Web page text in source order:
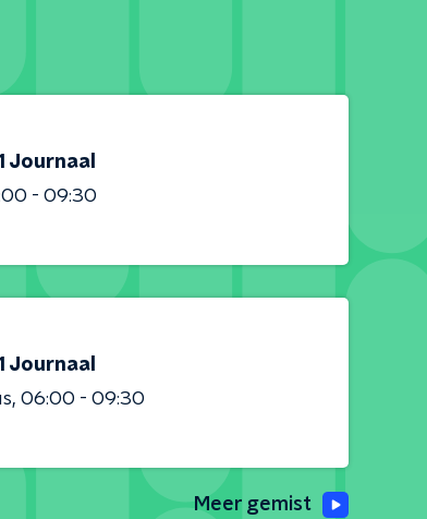
Journaal
- 09:30
Journaal
06:00 - 09:30
Meer gemist